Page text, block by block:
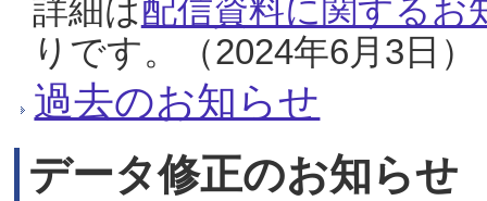
詳細は配信資料に関するお
りです。（2024年6月3日）
過去のお知らせ
データ修正のお知らせ